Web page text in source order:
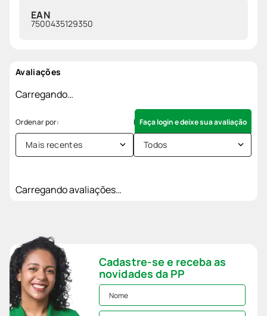
EAN
7500435129350
Avaliações
Carregando…
Faça login e deixe sua avaliação
Mais recentes Todos
Carregando avaliações…
Cadastre-se e receba as
novidades da PP